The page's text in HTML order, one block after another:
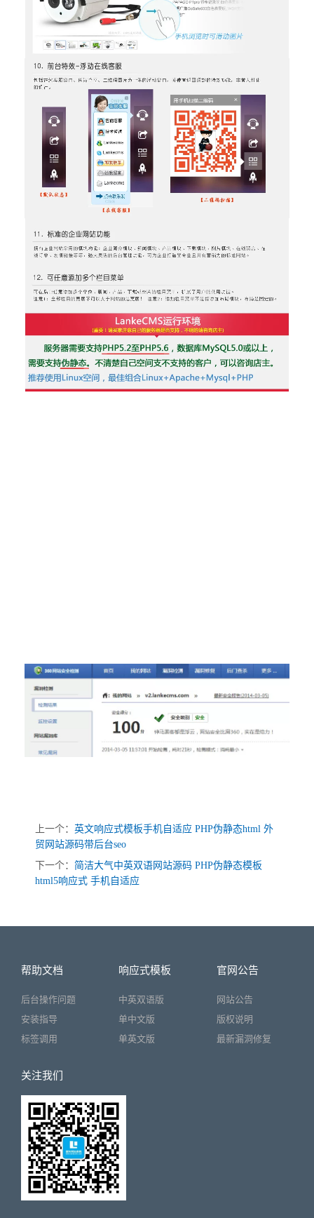
上一个： 英文响应式模板手机自适应 PHP伪静态html 外
贸网站源码带后台seo
下一个： 简洁大气中英双语网站源码 PHP伪静态模板
html5响应式 手机自适应
帮助文档
后台操作问题
安装指导
标签调用
响应式模板
中英双语版
单中文版
单英文版
官网公告
网站公告
版权说明
最新漏洞修复
关注我们